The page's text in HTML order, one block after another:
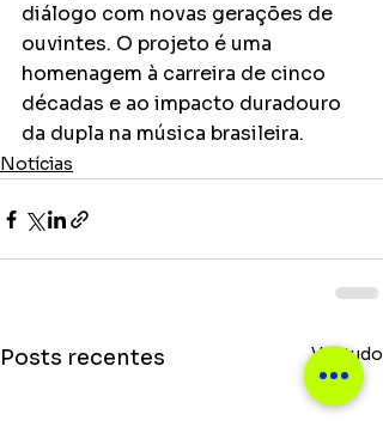
diálogo com novas gerações de
ouvintes. O projeto é uma
homenagem à carreira de cinco
décadas e ao impacto duradouro
da dupla na música brasileira.
Notícias
Posts recentes Ver tudo